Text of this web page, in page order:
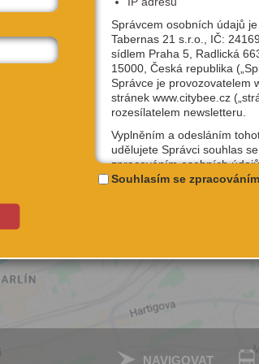
NAVIGOVAT
Správcem osobních údajů
Tabernas 21 s.r.o., IČ:
sídlem Praha 5, Radlická
15000, Česká republika
Správce je provozovatelem
stránek www.citybee.cz
rozesílatelem newsletteru.
Vyplněním a odesláním
udělujete Správci souhlas se
zpracováním osobních
uživatelské jméno, email, IP
na webu www.citybee.cz.
Registrace uživatelského
své firmě“ udělujete souhlas
Souhlasím se